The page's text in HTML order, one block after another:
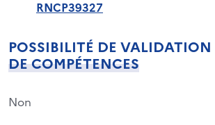
RNCP39327
POSSIBILITÉ DE VALIDATION
DE COMPÉTENCES
Non